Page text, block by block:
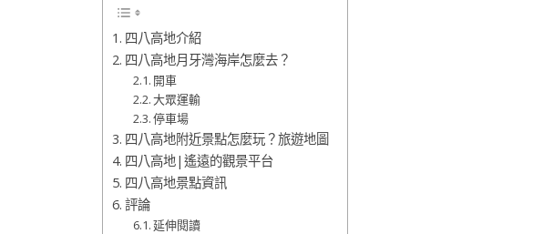
四八高地介紹
四八高地月牙灣海岸怎麼去？
開車
大眾運輸
停車場
四八高地附近景點怎麼玩？旅遊地圖
四八高地|遙遠的觀景平台
四八高地景點資訊
評論
延伸閱讀